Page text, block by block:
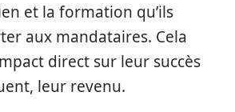
et la formation qu’ils
aux mandataires. Cela
direct sur leur succès
leur revenu.